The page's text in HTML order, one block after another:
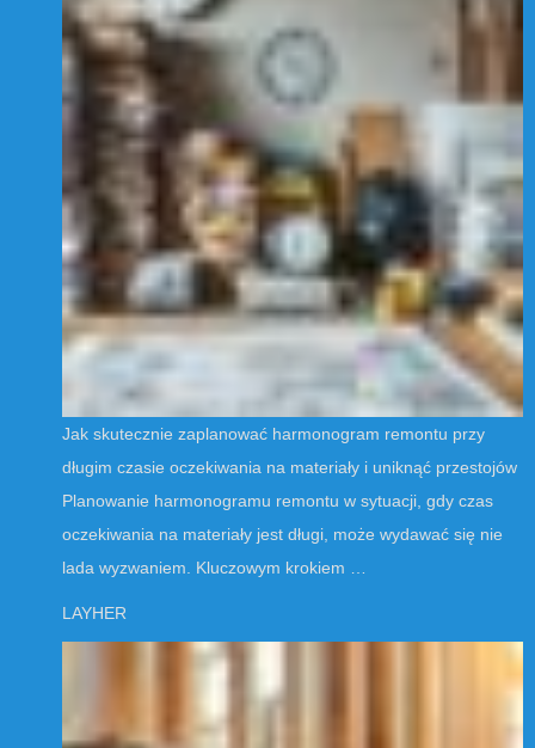
Jak skutecznie zaplanować harmonogram remontu przy
długim czasie oczekiwania na materiały i uniknąć przestojów
Planowanie harmonogramu remontu w sytuacji, gdy czas
oczekiwania na materiały jest długi, może wydawać się nie
lada wyzwaniem. Kluczowym krokiem …
LAYHER